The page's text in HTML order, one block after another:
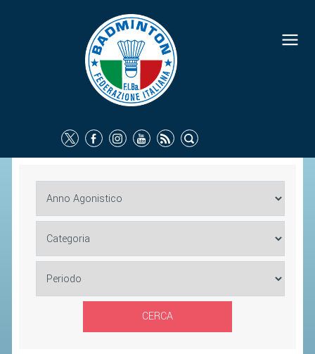
CERCA
FEDERAZIONE
IDENTITÀ
COMMISSIONI FEDERALI
ORGANI TERRITORIALI
SOCIETÀ SPORTIVE
TUTELA DELLA SALUTE -
COMUNICAZIONE E MARKETING
SEGRETERIA FEDERALE